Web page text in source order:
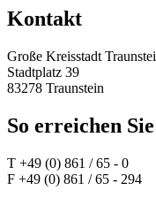
Kontakt
Große Kreisstadt
Stadtplatz 39
83278 Traunstein
So erreichen
T +49 (0) 861 / 65 - 0
F +49 (0) 861 / 65 - 294